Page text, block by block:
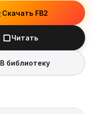
Скачать FB2
Читать
В библиотеку